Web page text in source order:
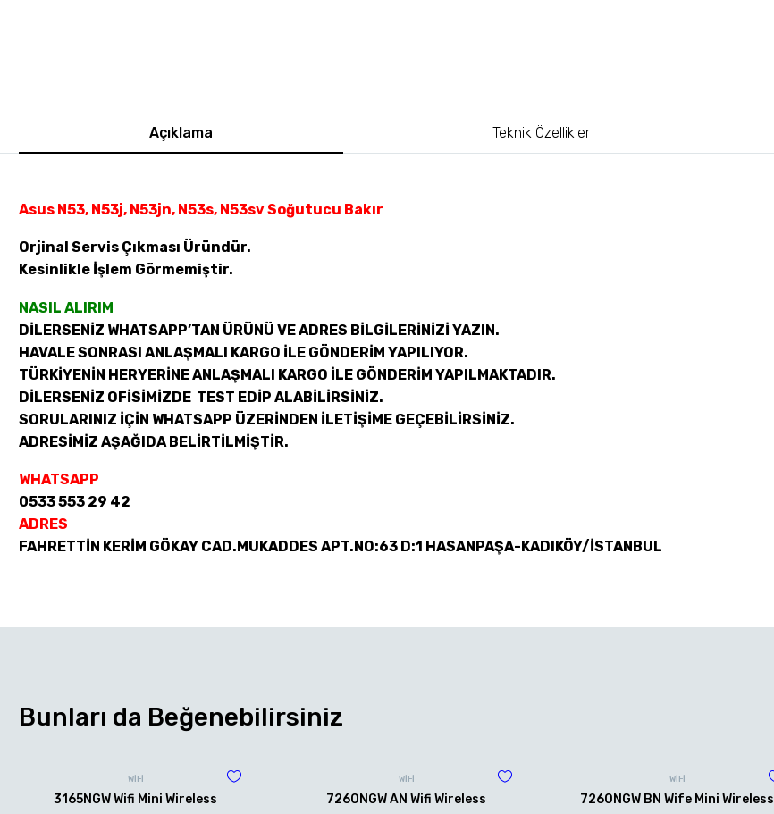
Açıklama Teknik Özellikler
Asus N53, N53j, N53jn, N53s, N53sv Soğutucu Bakır
Orjinal Servis Çıkması Üründür.
Kesinlikle İşlem Görmemiştir.
NASIL ALIRIM
DİLERSENİZ WHATSAPP’TAN ÜRÜNÜ VE ADRES BİLGİLERİNİZİ YAZIN.
HAVALE SONRASI ANLAŞMALI KARGO İLE GÖNDERİM YAPILIYOR.
TÜRKİYENİN HERYERİNE ANLAŞMALI KARGO İLE GÖNDERİM YAPILMAKTADIR.
DİLERSENİZ OFİSİMİZDE TEST EDİP ALABİLİRSİNİZ.
SORULARINIZ İÇİN WHATSAPP ÜZERİNDEN İLETİŞİME GEÇEBİLİRSİNİZ.
ADRESİMİZ AŞAĞIDA BELİRTİLMİŞTİR.
WHATSAPP
0533 553 29 42
ADRES
FAHRETTİN KERİM GÖKAY CAD.MUKADDES APT.NO:63 D:1 HASANPAŞA-KADIKÖY/İSTANBUL
Bunları da Beğenebilirsiniz
WİFİ
3165NGW Wifi Mini Wireless
WİFİ
7260NGW AN Wifi Wireless
WİFİ
7260NGW BN Wife Mini Wireless